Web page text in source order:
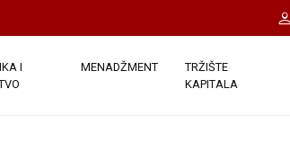
I
MENADŽMENT
TRŽIŠTE
KAPITALA